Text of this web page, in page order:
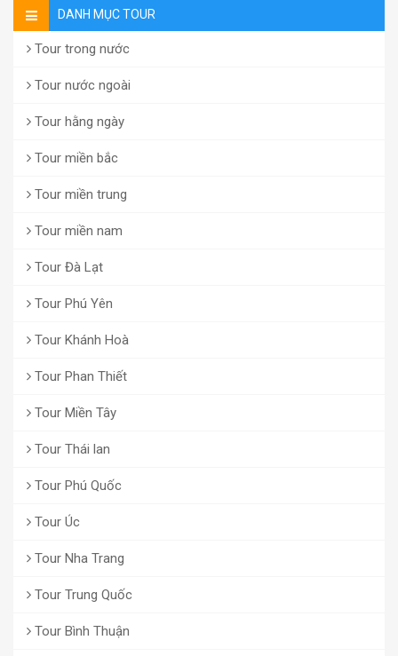
DANH MỤC TOUR
Tour trong nước
Tour nước ngoài
Tour hằng ngày
Tour miền bắc
Tour miền trung
Tour miền nam
Tour Đà Lạt
Tour Phú Yên
Tour Khánh Hoà
Tour Phan Thiết
Tour Miền Tây
Tour Thái lan
Tour Phú Quốc
Tour Úc
Tour Nha Trang
Tour Trung Quốc
Tour Bình Thuận